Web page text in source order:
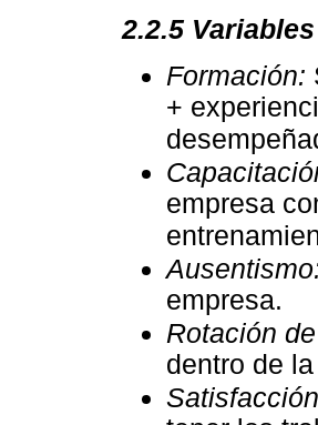
2.2.5
Formación:
+
empresa
empresa.
Rotación
dentro de